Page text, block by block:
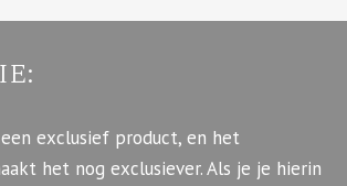
exclusief product, en het
het nog exclusiever. Als je je hierin